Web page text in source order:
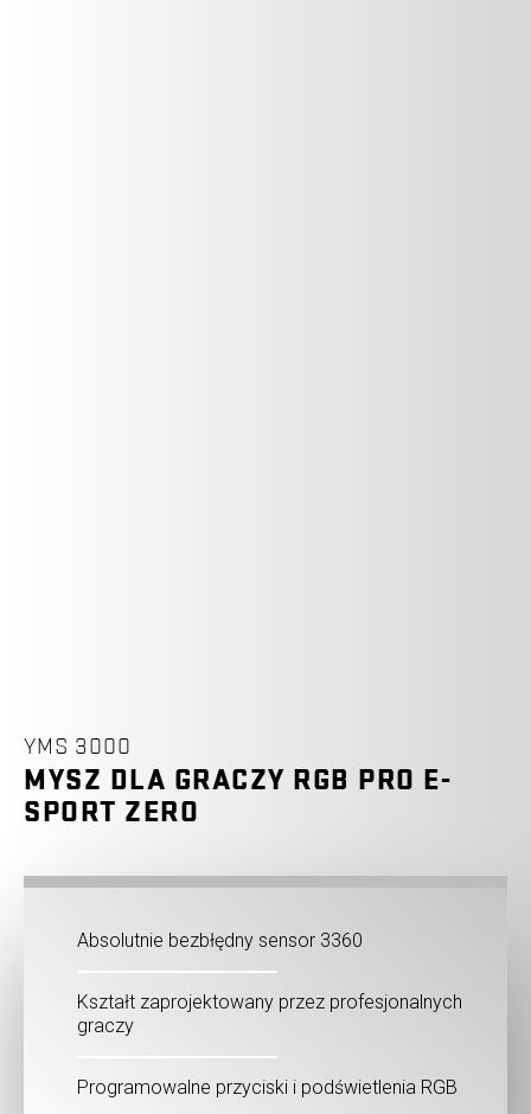
YMS 3000
MYSZ DLA GRACZY RGB PRO E-
SPORT ZERO
Absolutnie bezbłędny sensor 3360
Kształt zaprojektowany przez profesjonalnych
graczy
Programowalne przyciski i podświetlenia RGB